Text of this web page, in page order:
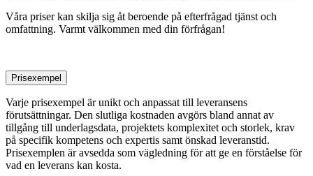
Våra priser kan skilja sig åt beroende på efterfrågad tjänst och
omfattning. Varmt välkommen med din förfrågan!
Prisexempel
Varje prisexempel är unikt och anpassat till leveransens
förutsättningar. Den slutliga kostnaden avgörs bland annat av
tillgång till underlagsdata, projektets komplexitet och storlek, krav
på specifik kompetens och expertis samt önskad leveranstid.
Prisexemplen är avsedda som vägledning för att ge en förståelse för
vad en leverans kan kosta.